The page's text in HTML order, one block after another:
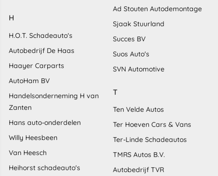
H
H.O.T. Schadeauto's
Autobedrijf De Haas
Haayer Carparts
AutoHam BV
Handelsonderneming H van
Zanten
Hans auto-onderdelen
Willy Heesbeen
Van Heesch
Heihorst schadeauto's
Ad Stouten Autodemontage
Sjaak Stuurland
Succes BV
Suos Auto's
SVN Automotive
T
Ten Velde Autos
Ter Hoeven Cars & Vans
Ter-Linde Schadeautos
TMRS Autos B.V.
Autobedrijf TVR